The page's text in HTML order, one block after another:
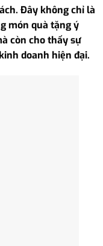
Đây không chỉ là
món quà tặng ý
còn cho thấy sự
doanh hiện đại.